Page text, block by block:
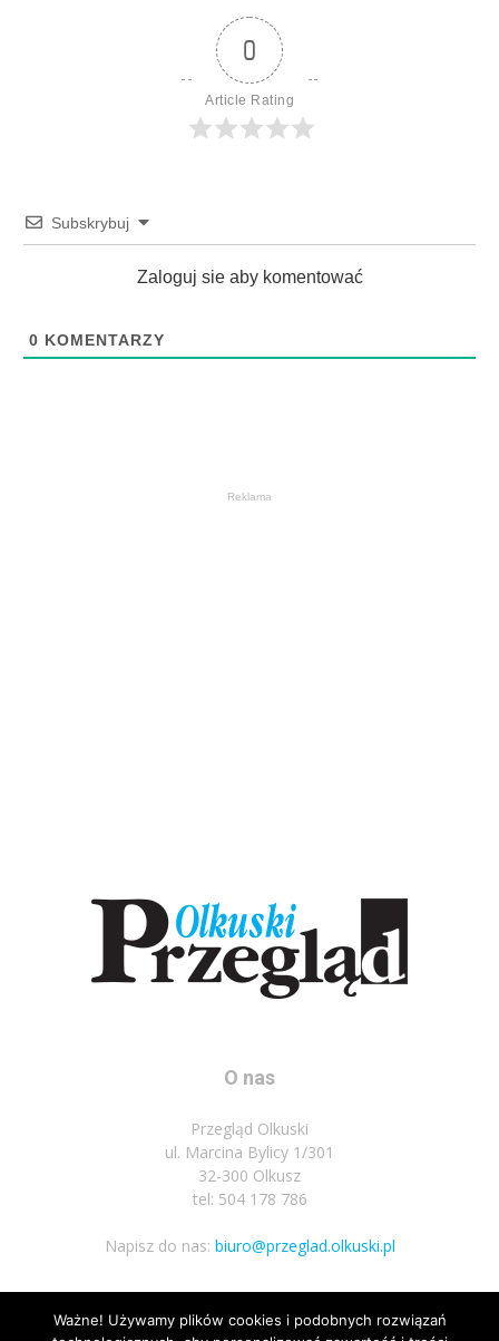
0
Article Rating
Subskrybuj
Zaloguj sie aby komentować
0 KOMENTARZY
Reklama
O nas
Przegląd Olkuski
ul. Marcina Bylicy 1/301
32-300 Olkusz
tel: 504 178 786
Napisz do nas: biuro@przeglad.olkuski.pl
Podążaj za nami
Ważne! Używamy plików cookies i podobnych rozwiązań